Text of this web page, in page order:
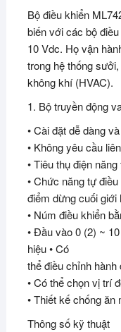
Bộ điều khiển
biến với các bộ
10 Vdc. Họ vận
trong hệ thống
không khí (HVAC).
1. Bộ truyền động
• Cài đặt dễ dàng
• Không yêu cầu
• Tiêu thụ điện
• Chức năng tự
điểm dừng cuối giới
• Núm điều khiển
• Đầu vào 0 (2) ~
hiệu • Có
thể điều chỉnh
• Có thể chọn vị trí
• Thiết kế chống ăn
Thông số kỹ thuật